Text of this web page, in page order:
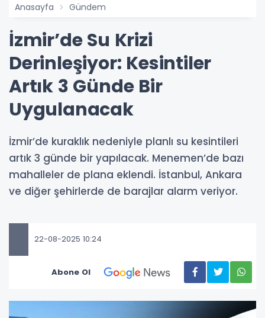
Anasayfa Gündem
İzmir’de Su Krizi
Derinleşiyor: Kesintiler
Artık 3 Günde Bir
Uygulanacak
İzmir’de kuraklık nedeniyle planlı su kesintileri
artık 3 günde bir yapılacak. Menemen’de bazı
mahalleler de plana eklendi. İstanbul, Ankara
ve diğer şehirlerde de barajlar alarm veriyor.
22-08-2025 10:24
Abone Ol